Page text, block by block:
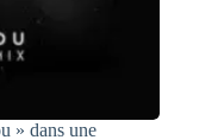
» dans une